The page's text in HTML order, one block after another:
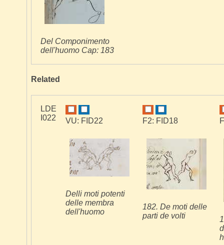
Del Componimento
dell'huomo Cap: 183
Related
LDE
I022
VU: FID22
Delli moti potenti
delle membra
dell'huomo
F2: FID18
182. De moti delle
parti de volti